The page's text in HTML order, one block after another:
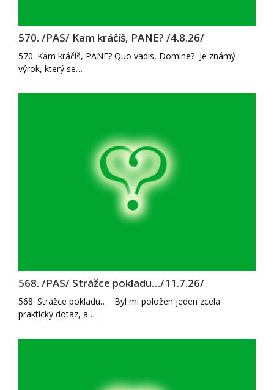
570. /PAS/ Kam kráčíš, PANE? /4.8.26/
570. Kam kráčíš, PANE? Quo vadis, Domine? Je známý
výrok, který se…
568. /PAS/ Strážce pokladu…/11.7.26/
568. Strážce pokladu… Byl mi položen jeden zcela
praktický dotaz, a…